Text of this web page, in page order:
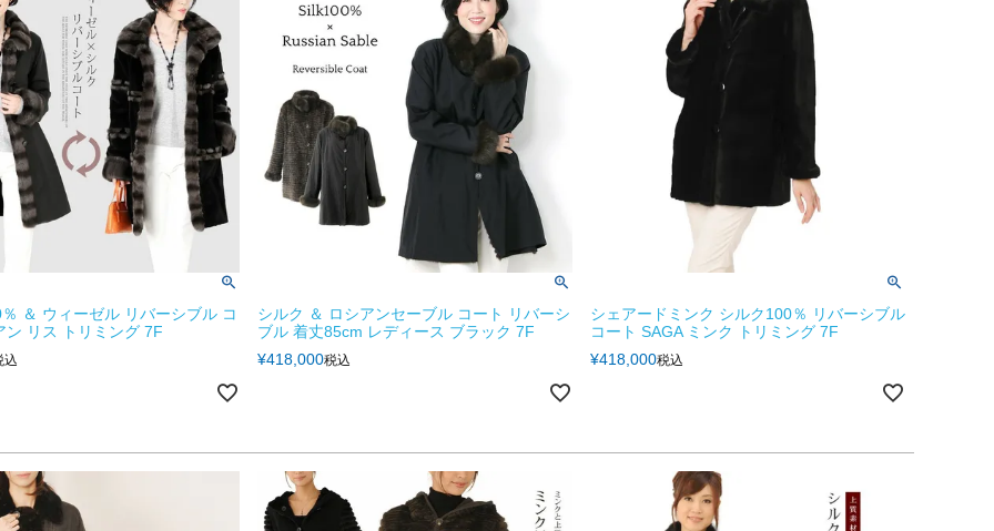
＆ ウィーゼル リバーシブル コ
ン リス トリミング 7F
込
シルク ＆ ロシアンセーブル コート リバーシ
ブル 着丈85cm レディース ブラック 7F
¥418,000税込
シェアードミンク シルク100％ リバーシブル
コート SAGA ミンク トリミング 7F
¥418,000税込